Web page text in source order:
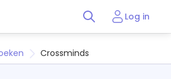
Log in
Crossminds